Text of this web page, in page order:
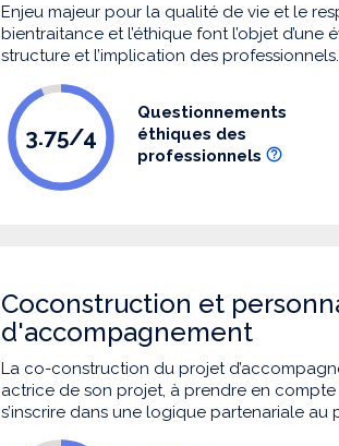
Enjeu majeur pour la qualité de vie et le
bientraitance et l’éthique font l’objet
structure et l’implication des professionnels.
3.75/4
Questionnements
éthiques des
professionnels
Coconstruction et
d'accompagnement
La co-construction du projet
actrice de son projet, à prendre en
s’inscrire dans une logique partenariale au